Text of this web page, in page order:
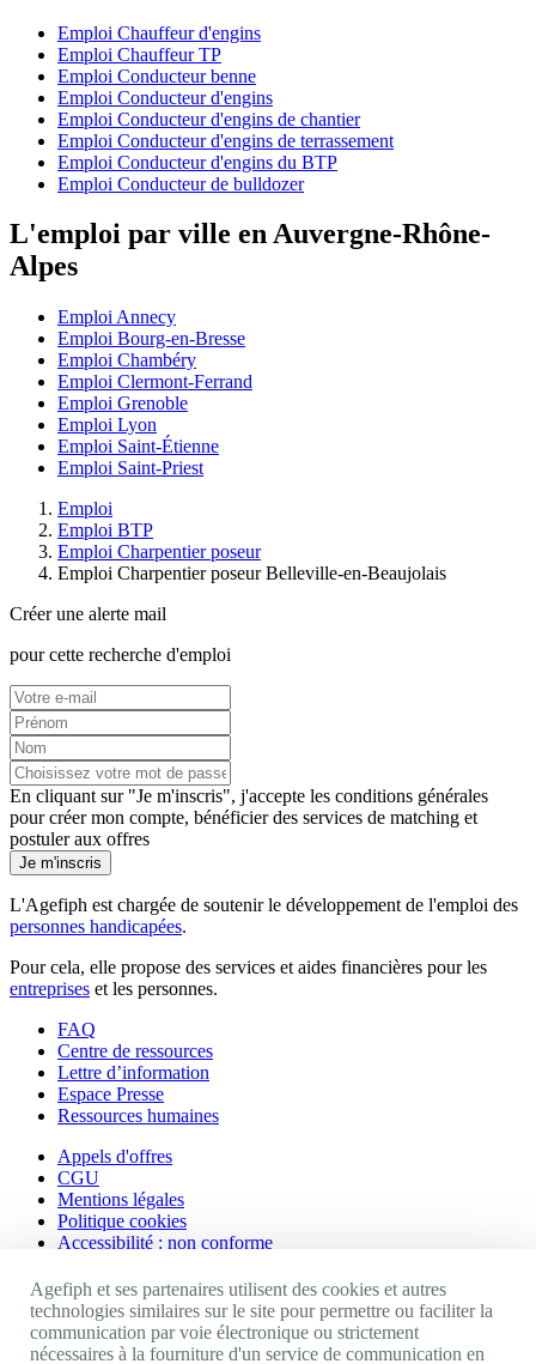
Emploi Chauffeur d'engins
Emploi Chauffeur TP
Emploi Conducteur benne
Emploi Conducteur d'engins
Emploi Conducteur d'engins de chantier
Emploi Conducteur d'engins de terrassement
Emploi Conducteur d'engins du BTP
Emploi Conducteur de bulldozer
L'emploi par ville en Auvergne-Rhône-
Alpes
Emploi Annecy
Emploi Bourg-en-Bresse
Emploi Chambéry
Emploi Clermont-Ferrand
Emploi Grenoble
Emploi Lyon
Emploi Saint-Étienne
Emploi Saint-Priest
Emploi
Emploi BTP
Emploi Charpentier poseur
Emploi Charpentier poseur Belleville-en-Beaujolais
Créer une alerte mail
pour cette recherche d'emploi
En cliquant sur "Je m'inscris", j'accepte les conditions générales
pour créer mon compte, bénéficier des services de matching et
postuler aux offres
Je m'inscris
L'Agefiph est chargée de soutenir le développement de l'emploi des
personnes handicapées.
Pour cela, elle propose des services et aides financières pour les
entreprises et les personnes.
FAQ
Centre de ressources
Lettre d’information
Espace Presse
Ressources humaines
Appels d'offres
CGU
Mentions légales
Politique cookies
Accessibilité : non conforme
Nos autres sites
Site portail Agefiph
Agefiph et ses partenaires utilisent des cookies et autres
technologies similaires sur le site pour permettre ou faciliter la
communication par voie électronique ou strictement
nécessaires à la fourniture d'un service de communication en